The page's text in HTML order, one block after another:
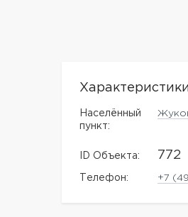
Населённый
пункт:
ID Объекта: 772
Телефон: +7